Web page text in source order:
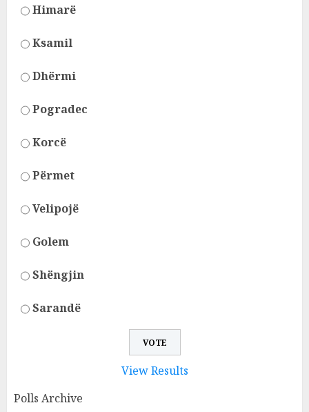
Himarë
Ksamil
Dhërmi
Pogradec
Korcë
Përmet
Velipojë
Golem
Shëngjin
Sarandë
View Results
Polls Archive